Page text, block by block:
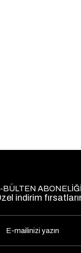
BÜLTEN ABONELİĞİ
indirim